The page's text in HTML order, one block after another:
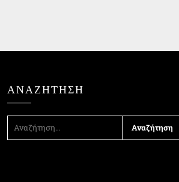
ΑΝΑΖΉΤΗΣΗ
ΑΝΑΖΉΤΗΣΗ
ΓΙΑ: